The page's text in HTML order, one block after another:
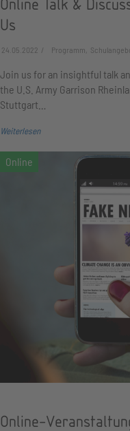
Us
24.05.2022 Programm,
Join us for an insightful talk
the U.S. Army Garrison
Stuttgart…
Weiterlesen
Online-